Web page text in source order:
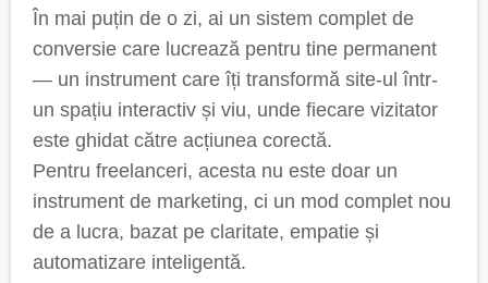
În mai puțin de o zi, ai un sistem complet de
conversie care lucrează pentru tine permanent
— un instrument care îți transformă site-ul într-
un spațiu interactiv și viu, unde fiecare vizitator
este ghidat către acțiunea corectă.
Pentru freelanceri, acesta nu este doar un
instrument de marketing, ci un mod complet nou
de a lucra, bazat pe claritate, empatie și
automatizare inteligentă.